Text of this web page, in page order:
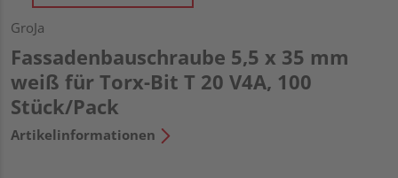
GroJa
Fassadenbauschraube 5,5 x 35 mm
weiß für Torx-Bit T 20 V4A, 100
Stück/Pack
Artikelinformationen